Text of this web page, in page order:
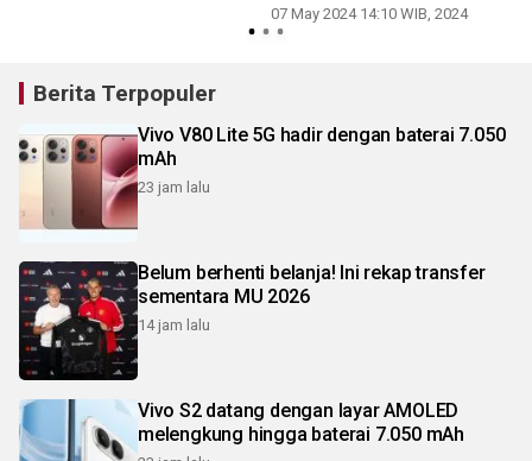
07 May 2024 14:10 WIB, 2024
Berita Terpopuler
Vivo V80 Lite 5G hadir dengan baterai 7.050
mAh
23 jam lalu
Belum berhenti belanja! Ini rekap transfer
sementara MU 2026
14 jam lalu
Vivo S2 datang dengan layar AMOLED
melengkung hingga baterai 7.050 mAh